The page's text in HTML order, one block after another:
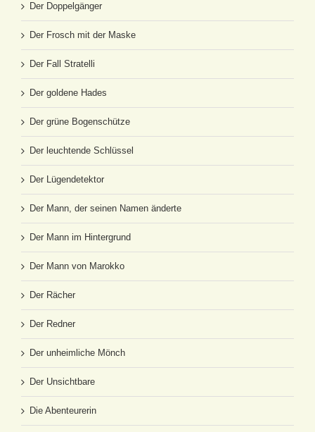
Der Doppelgänger
Der Frosch mit der Maske
Der Fall Stratelli
Der goldene Hades
Der grüne Bogenschütze
Der leuchtende Schlüssel
Der Lügendetektor
Der Mann, der seinen Namen änderte
Der Mann im Hintergrund
Der Mann von Marokko
Der Rächer
Der Redner
Der unheimliche Mönch
Der Unsichtbare
Die Abenteurerin